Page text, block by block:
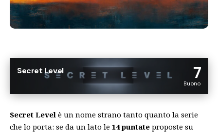
7
Buono
Secret Level
Secret Level è un nome strano tanto quanto la serie
che lo porta: se da un lato le 14 puntate proposte su